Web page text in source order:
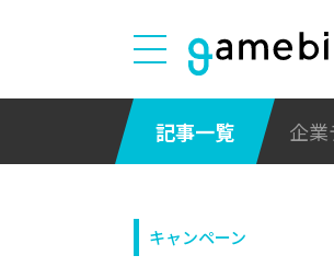
記事一覧 企
キャンペーン